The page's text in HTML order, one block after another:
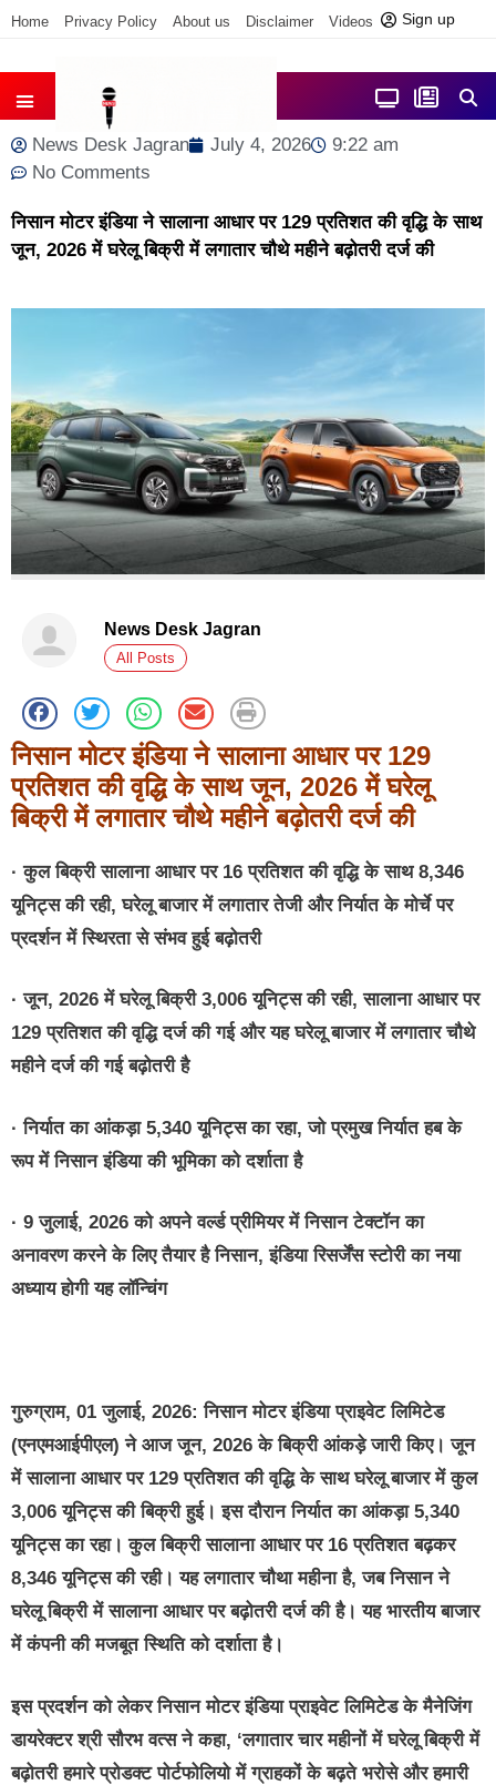
Home Privacy Policy About us Disclaimer Videos Contact us
Sign up
News Desk Jagran July 4, 2026
9:22 am
No Comments
निसान मोटर इंडिया ने सालाना आधार पर 129 प्रतिशत की वृद्धि के साथ
जून, 2026 में घरेलू बिक्री में लगातार चौथे महीने बढ़ोतरी दर्ज की
News Desk Jagran
All Posts
निसान मोटर इंडिया ने सालाना आधार पर 129
प्रतिशत की वृद्धि के साथ जून, 2026 में घरेलू
बिक्री में लगातार चौथे महीने बढ़ोतरी दर्ज की
· कुल बिक्री सालाना आधार पर 16 प्रतिशत की वृद्धि के साथ 8,346
यूनिट्स की रही, घरेलू बाजार में लगातार तेजी और निर्यात के मोर्चे पर
प्रदर्शन में स्थिरता से संभव हुई बढ़ोतरी
· जून, 2026 में घरेलू बिक्री 3,006 यूनिट्स की रही, सालाना आधार पर
129 प्रतिशत की वृद्धि दर्ज की गई और यह घरेलू बाजार में लगातार चौथे
महीने दर्ज की गई बढ़ोतरी है
· निर्यात का आंकड़ा 5,340 यूनिट्स का रहा, जो प्रमुख निर्यात हब के
रूप में निसान इंडिया की भूमिका को दर्शाता है
· 9 जुलाई, 2026 को अपने वर्ल्ड प्रीमियर में निसान टेक्टॉन का
अनावरण करने के लिए तैयार है निसान, इंडिया रिसर्जेंस स्टोरी का नया
अध्याय होगी यह लॉन्चिंग
गुरुग्राम, 01 जुलाई, 2026: निसान मोटर इंडिया प्राइवेट लिमिटेड
(एनएमआईपीएल) ने आज जून, 2026 के बिक्री आंकड़े जारी किए। जून
में सालाना आधार पर 129 प्रतिशत की वृद्धि के साथ घरेलू बाजार में कुल
3,006 यूनिट्स की बिक्री हुई। इस दौरान निर्यात का आंकड़ा 5,340
यूनिट्स का रहा। कुल बिक्री सालाना आधार पर 16 प्रतिशत बढ़कर
8,346 यूनिट्स की रही। यह लगातार चौथा महीना है, जब निसान ने
घरेलू बिक्री में सालाना आधार पर बढ़ोतरी दर्ज की है। यह भारतीय बाजार
में कंपनी की मजबूत स्थिति को दर्शाता है।
इस प्रदर्शन को लेकर निसान मोटर इंडिया प्राइवेट लिमिटेड के मैनेजिंग
डायरेक्टर श्री सौरभ वत्स ने कहा, ‘लगातार चार महीनों में घरेलू बिक्री में
बढ़ोतरी हमारे प्रोडक्ट पोर्टफोलियो में ग्राहकों के बढ़ते भरोसे और हमारी